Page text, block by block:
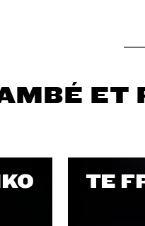
ET
TE